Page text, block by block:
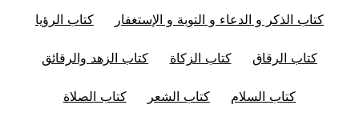
كتاب الذكر و الدعاء و التوبة و الإستغفار كتاب الرؤيا
كتاب الرقاق كتاب الزكاة كتاب الزهد والرقائق
كتاب السلام كتاب الشعر كتاب الصلاة